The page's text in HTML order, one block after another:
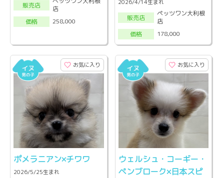
販売店
店
価格
258,000
2026/4/14生まれ
販売店
ペッツワン大利根
店
価格
178,000
お気に入り
ポメラニアン×チワワ
2026/5/25生まれ
お気に入り
ウェルシュ・コーギー・
ペンブローク×日本スピ